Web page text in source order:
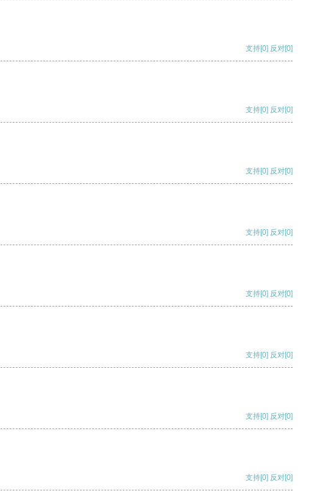
支持[0] 反对[0]
支持[0] 反对[0]
支持[0] 反对[0]
支持[0] 反对[0]
支持[0] 反对[0]
支持[0] 反对[0]
支持[0] 反对[0]
支持[0] 反对[0]